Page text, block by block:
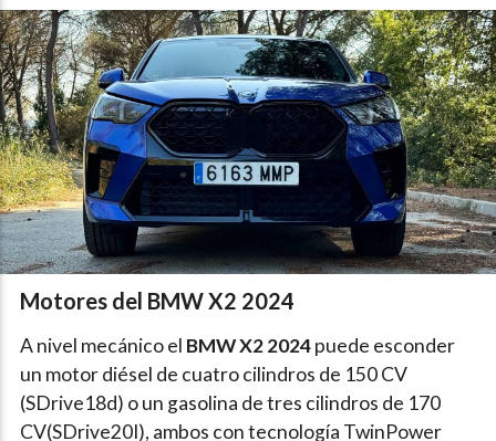
Motores del BMW X2 2024
A nivel mecánico el BMW X2 2024puede esconder
un motor diésel de cuatro cilindros de 150 CV
(SDrive18d) o un gasolina de tres cilindros de 170
CV(SDrive20I), ambos con tecnología TwinPower